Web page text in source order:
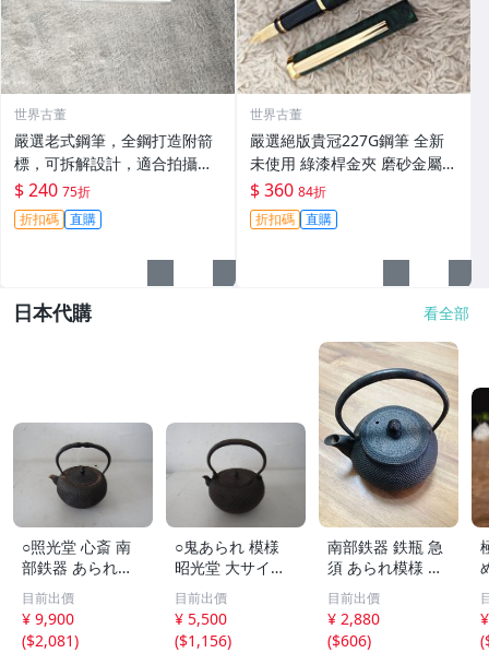
世界古董
嚴選老式鋼筆，全鋼打造附箭
標，可拆解設計，適合拍攝與
收藏。影視道具好選擇。 老鋼
筆 電影道具 雑貨收藏
$ 240 75折
折扣碼 直購
世界古董
嚴選絕版貴冠227G鋼筆 全新
未使用 綠漆桿金夾 磨砂金屬外
殼 大明尖飽滿墨水 試寫順滑
適合收藏使用 老鋼筆 條件好
銑筆
$ 360 84折
折扣碼 直購
日本代購 看全部
○照光堂 心斎 南
部鉄器 あられ模
様 鉄瓶 ひねり提
み
目前出價
¥ 9,900
($2,081)
○鬼あられ 模様
昭光堂 大サイズ
鉄瓶 当時物
目前出價
¥ 5,500
($1,156)
南部鉄器 鉄瓶 急
須 あられ模様 茶
道具 伝統工芸品
目前出價
¥ 2,880
($606)
(